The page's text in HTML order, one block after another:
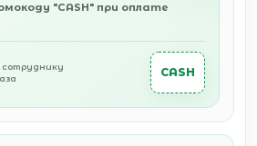
"CASH" при оплате
сотруднику
CASH